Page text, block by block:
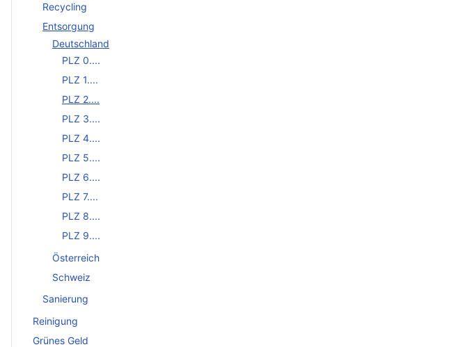
Recycling
Entsorgung
Deutschland
PLZ 0....
PLZ 1....
PLZ 2....
PLZ 3....
PLZ 4....
PLZ 5....
PLZ 6....
PLZ 7....
PLZ 8....
PLZ 9....
Österreich
Schweiz
Sanierung
Reinigung
Grünes Geld